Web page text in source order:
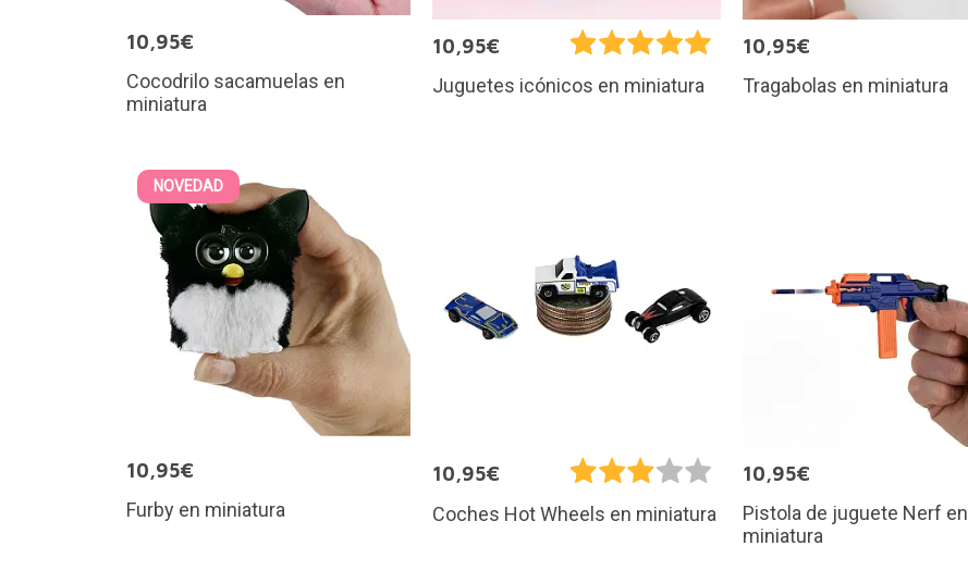
10,95€
Cocodrilo sacamuelas en
miniatura
10,95€
Juguetes icónicos en miniatura
10,95€
Tragabolas en miniatura
NOVEDAD
10,95€
Furby en miniatura
10,95€
Coches Hot Wheels en miniatura
10,95€
Pistola de juguete Nerf en
miniatura